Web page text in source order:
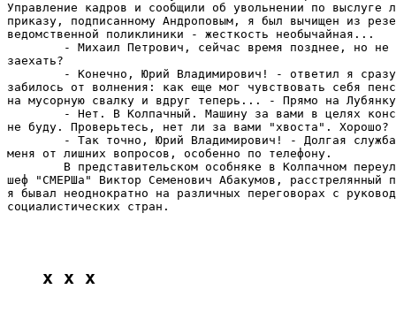
Управление кадров и сообщили об увольнении по выслуге
приказу, подписанному Андроповым, я был вычищен из
ведомственной поликлиники - жесткость необычайная...
- Михаил Петрович, сейчас время позднее, но не
заехать?
- Конечно, Юрий Владимирович! - ответил я
забилось от волнения: как еще мог чувствовать себя
на мусорную свалку и вдруг теперь... - Прямо на
- Нет. В Колпачный. Машину за вами в целях
не буду. Проверьтесь, нет ли за вами "хвоста". Хорошо?
- Так точно, Юрий Владимирович! - Долгая
меня от лишних вопросов, особенно по телефону.
В представительском особняке в Колпачном
шеф "СМЕРШа" Виктор Семенович Абакумов, расстрелянный
я бывал неоднократно на различных переговорах с
социалистических стран.
x x x